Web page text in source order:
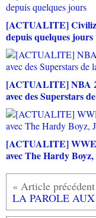
[ACTUALITE]
depuis quelques jours
[ACTUALITE] NBA
avec des Superstars
[ACTUALITE] WWE
avec The Hardy